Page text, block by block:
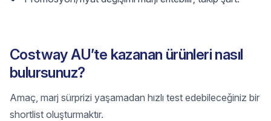
Costway AU’te kazanan ürünleri nasıl
bulursunuz?
Amaç, marj sürprizi yaşamadan hızlı test edebileceğiniz bir
shortlist oluşturmaktır.